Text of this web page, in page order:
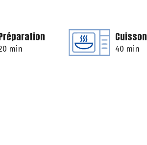
min
Cuisson
40 min